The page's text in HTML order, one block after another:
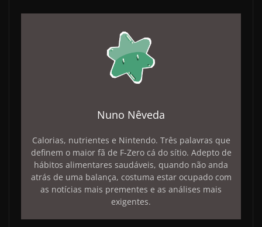
Nuno Nêveda
Calorias, nutrientes e Nintendo. Três palavras que
definem o maior fã de F-Zero cá do sítio. Adepto de
hábitos alimentares saudáveis, quando não anda
atrás de uma balança, costuma estar ocupado com
as notícias mais prementes e as análises mais
exigentes.